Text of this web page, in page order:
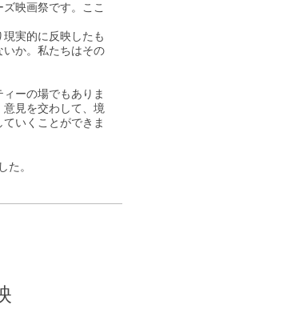
映画祭です。ここ
実的に反映したも
か。私たちはその
ーの場でもありま
見を交わして、境
いくことができま
。